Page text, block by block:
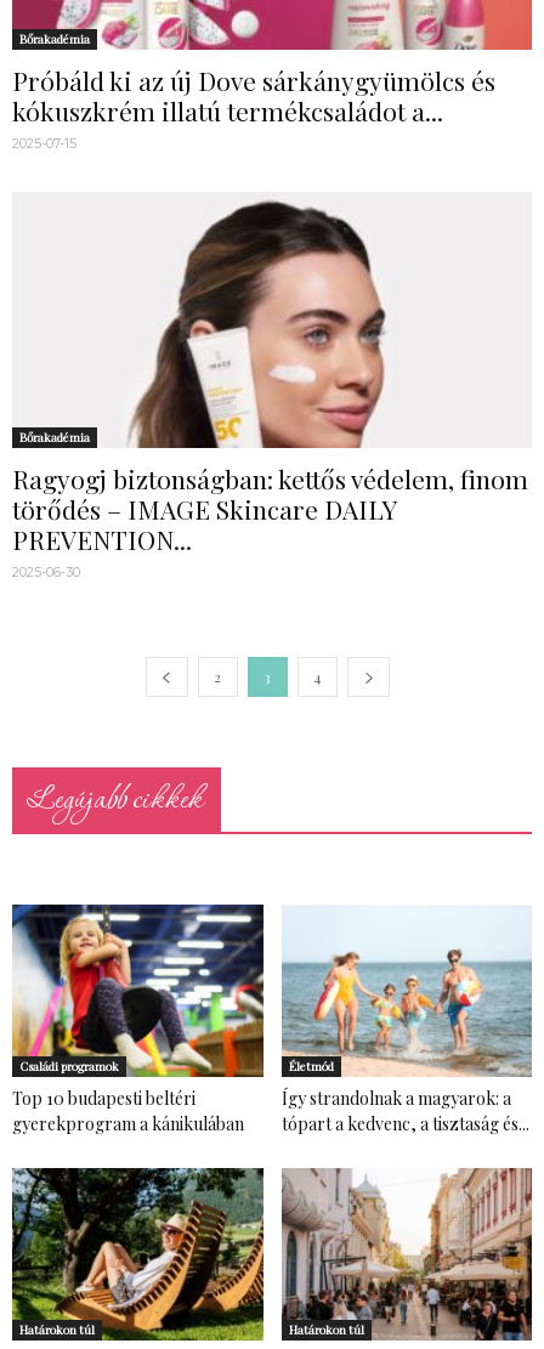
Bőrakadémia
Próbáld ki az új Dove sárkánygyümölcs és
kókuszkrém illatú termékcsaládot a...
2025-07-15
Bőrakadémia
Ragyogj biztonságban: kettős védelem, finom
törődés – IMAGE Skincare DAILY
PREVENTION...
2025-06-30
2 3 4
Legújabb cikkek
Családi programok
Top 10 budapesti beltéri
gyerekprogram a kánikulában
Életmód
Így strandolnak a magyarok: a
tópart a kedvenc, a tisztaság és...
Határokon túl Határokon túl